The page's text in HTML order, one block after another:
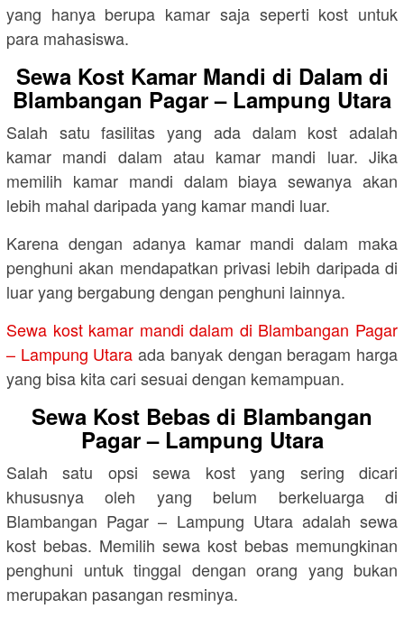
yang hanya berupa kamar saja seperti kost untuk
para mahasiswa.
Sewa Kost Kamar Mandi di Dalam di
Blambangan Pagar – Lampung Utara
Salah satu fasilitas yang ada dalam kost adalah
kamar mandi dalam atau kamar mandi luar. Jika
memilih kamar mandi dalam biaya sewanya akan
lebih mahal daripada yang kamar mandi luar.
Karena dengan adanya kamar mandi dalam maka
penghuni akan mendapatkan privasi lebih daripada di
luar yang bergabung dengan penghuni lainnya.
Sewa kost kamar mandi dalam di Blambangan Pagar
– Lampung Utara ada banyak dengan beragam harga
yang bisa kita cari sesuai dengan kemampuan.
Sewa Kost Bebas di Blambangan
Pagar – Lampung Utara
Salah satu opsi sewa kost yang sering dicari
khususnya oleh yang belum berkeluarga di
Blambangan Pagar – Lampung Utara adalah sewa
kost bebas. Memilih sewa kost bebas memungkinan
penghuni untuk tinggal dengan orang yang bukan
merupakan pasangan resminya.